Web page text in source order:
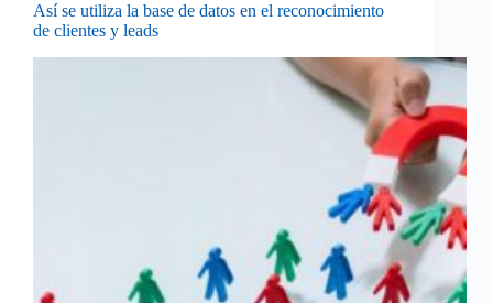
Así se utiliza la base de datos en el reconocimiento
de clientes y leads